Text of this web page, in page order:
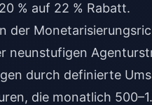
% auf 22 % Rabatt.
der
neunstufigen
durch definierte
die monatlich